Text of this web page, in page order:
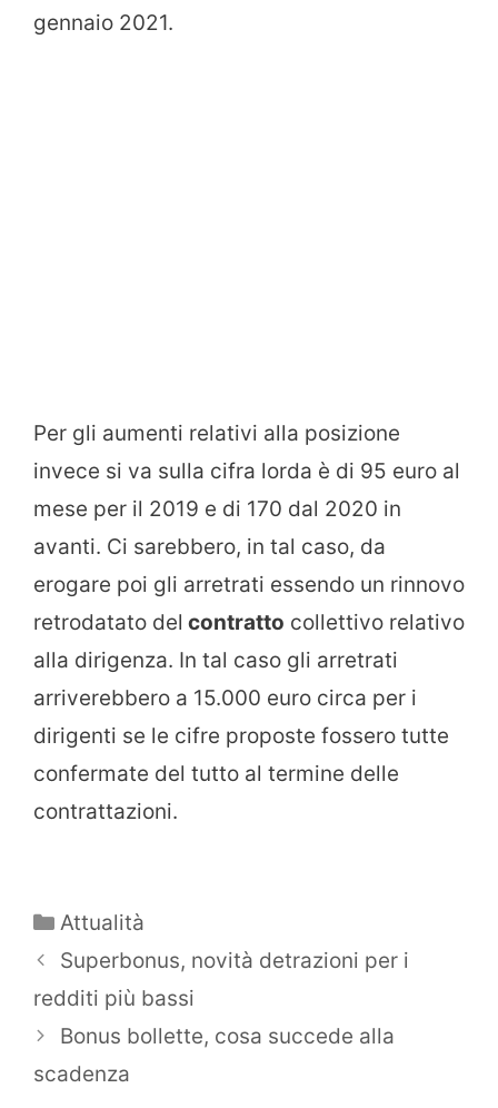
gennaio 2021.
Per gli aumenti relativi alla posizione
invece si va sulla cifra lorda è di 95 euro al
mese per il 2019 e di 170 dal 2020 in
avanti. Ci sarebbero, in tal caso, da
erogare poi gli arretrati essendo un rinnovo
retrodatato del contratto collettivo relativo
alla dirigenza. In tal caso gli arretrati
arriverebbero a 15.000 euro circa per i
dirigenti se le cifre proposte fossero tutte
confermate del tutto al termine delle
contrattazioni.
Categorie
Attualità
Superbonus, novità detrazioni per i
redditi più bassi
Bonus bollette, cosa succede alla
scadenza